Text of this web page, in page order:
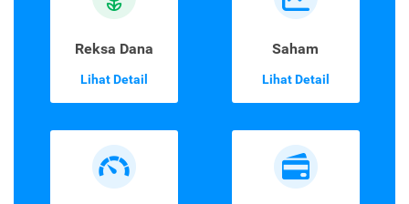
Reksa Dana
Lihat Detail
Saham
Lihat Detail